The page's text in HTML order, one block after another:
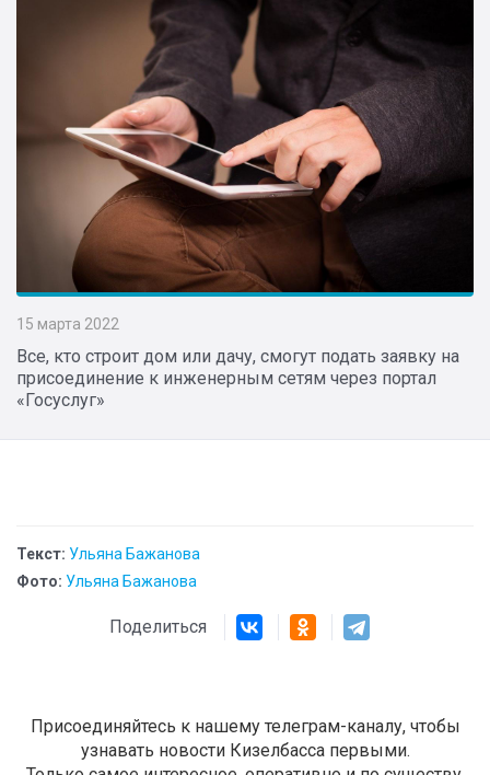
15 марта 2022
Все, кто строит дом или дачу, смогут подать заявку на
присоединение к инженерным сетям через портал
«Госуслуг»
Текст: Ульяна Бажанова
Фото: Ульяна Бажанова
Поделиться
Присоединяйтесь к нашему телеграм-каналу, чтобы
узнавать новости Кизелбасса первыми.